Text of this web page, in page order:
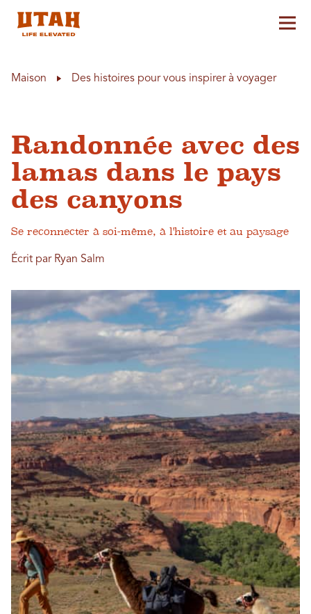
Maison Des histoires pour vous inspirer à voyager
Randonnée avec des
lamas dans le pays
des canyons
Se reconnecter à soi-même, à l'histoire et au paysage
Écrit par Ryan Salm